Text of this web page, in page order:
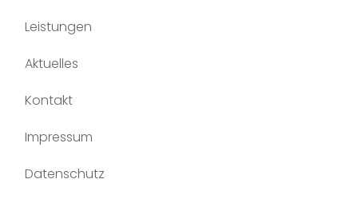
Leistungen
Aktuelles
Kontakt
Impressum
Datenschutz